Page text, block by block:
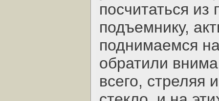
посчитаться
подъемнику,
поднимаемся
обратили
всего, стреляя